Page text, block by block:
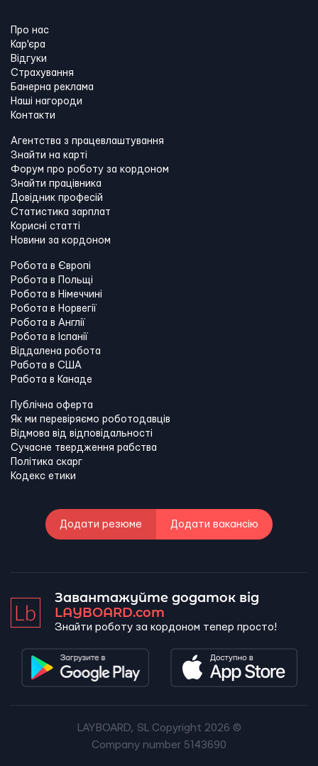
Про нас
Кар'єра
Відгуки
Страхування
Банерна реклама
Наші нагороди
Контакти
Агентства з працевлаштування
Знайти на карті
Форум про роботу за кордоном
Знайти працівника
Довідник професій
Статистика зарплат
Корисні статті
Новини за кордоном
Робота в Європі
Робота в Польщі
Робота в Німеччині
Робота в Норвегії
Робота в Англії
Робота в Іспанії
Віддалена робота
Работа в США
Работа в Канадe
Публічна оферта
Як ми перевіряємо роботодавців
Відмова від відповідальності
Сучасне твердження рабства
Політика скарг
Кодекс етики
Додати резюме Додати вакансію
Завантажуйте додаток від
LAYBOARD.com
Знайти роботу за кордоном тепер просто!
LAYBOARD, SL Copyright 2026 ©
Company number 5143690